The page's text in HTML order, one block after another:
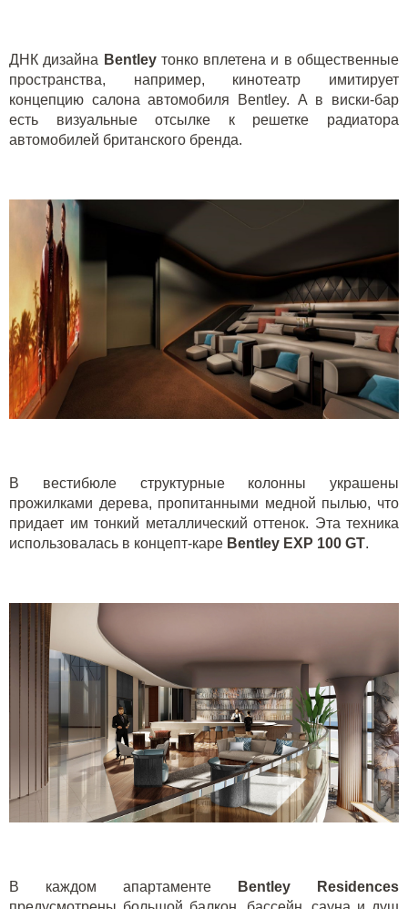
ДНК дизайна Bentleyтонко вплетена и в общественные
пространства, например, кинотеатр имитирует
концепцию салона автомобиля Bentley. А в виски-бар
есть визуальные отсылке к решетке радиатора
автомобилей британского бренда.
В вестибюле структурные колонны украшены
прожилками дерева, пропитанными медной пылью, что
придает им тонкий металлический оттенок. Эта техника
использовалась в концепт-каре Bentley EXP 100 GT.
В каждом апартаменте
Bentley Residences